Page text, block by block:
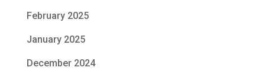
February 2025
January 2025
December 2024